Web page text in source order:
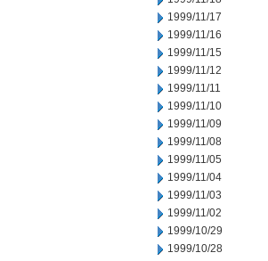
1999/11/17
1999/11/16
1999/11/15
1999/11/12
1999/11/11
1999/11/10
1999/11/09
1999/11/08
1999/11/05
1999/11/04
1999/11/03
1999/11/02
1999/10/29
1999/10/28